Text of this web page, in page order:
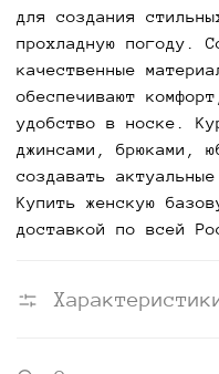
для создания
прохладную погоду.
качественные
обеспечивают
удобство в носке.
джинсами, брюками,
создавать
Купить женскую
доставкой по всей